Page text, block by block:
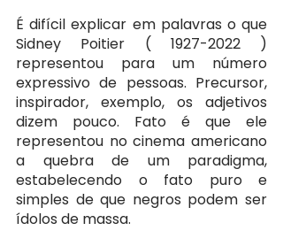
É difícil explicar em palavras o que
Sidney Poitier ( 1927-2022 )
representou para um número
expressivo de pessoas. Precursor,
inspirador, exemplo, os adjetivos
dizem pouco. Fato é que ele
representou no cinema americano
a quebra de um paradigma,
estabelecendo o fato puro e
simples de que negros podem ser
ídolos de massa.